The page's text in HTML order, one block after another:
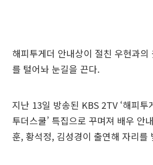
해피투게더 안내상이 절친 우현과
를 털어놔 눈길을 끈다.
지난 13일 방송된 KBS 2TV ‘해피투
투더스쿨’ 특집으로 꾸며져 배우 안
훈, 황석정, 김성경이 출연해 자리를